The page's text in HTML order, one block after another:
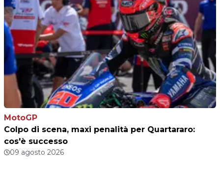
MotoGP
Colpo di scena, maxi penalità per Quartararo:
cos'è successo
09 agosto 2026